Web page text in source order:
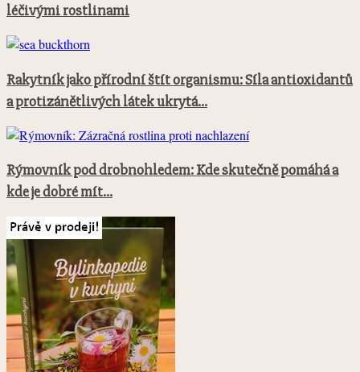
léčivými rostlinami
Rakytník jako přírodní štít organismu: Síla antioxidantů
a protizánětlivých látek ukrytá...
Rýmovník pod drobnohledem: Kde skutečně pomáhá a
kde je dobré mít...